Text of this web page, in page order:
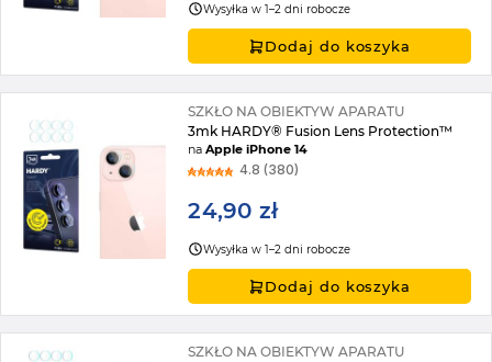
Wysyłka w 1–2 dni robocze
Dodaj do koszyka
SZKŁO NA OBIEKTYW APARATU
3mk HARDY® Fusion Lens Protection™
naApple iPhone 14
4.8 (380)
24,90 zł
Wysyłka w 1–2 dni robocze
Dodaj do koszyka
SZKŁO NA OBIEKTYW APARATU